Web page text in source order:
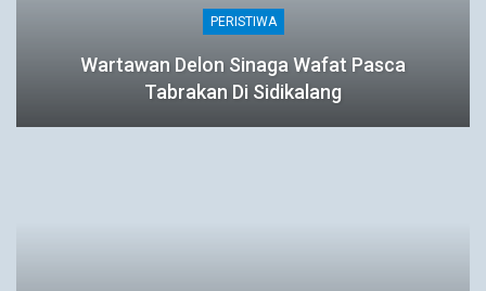
PERISTIWA
Wartawan Delon Sinaga Wafat Pasca
Tabrakan Di Sidikalang